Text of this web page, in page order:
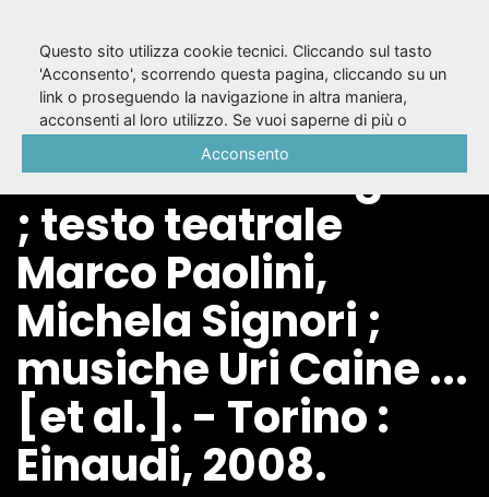
Il sergente / regia
video Marco Segato
; testo teatrale
Marco Paolini,
Michela Signori ;
musiche Uri Caine ...
[et al.]. - Torino :
Einaudi, 2008.
Questo sito utilizza cookie tecnici. Cliccando sul tasto
'Acconsento', scorrendo questa pagina, cliccando su un
link o proseguendo la navigazione in altra maniera,
acconsenti al loro utilizzo. Se vuoi saperne di più o
Acconsento